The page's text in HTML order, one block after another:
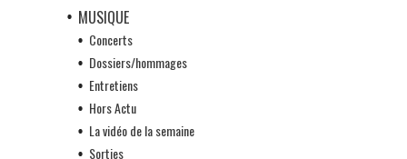
MUSIQUE
Concerts
Dossiers/hommages
Entretiens
Hors Actu
La vidéo de la semaine
Sorties